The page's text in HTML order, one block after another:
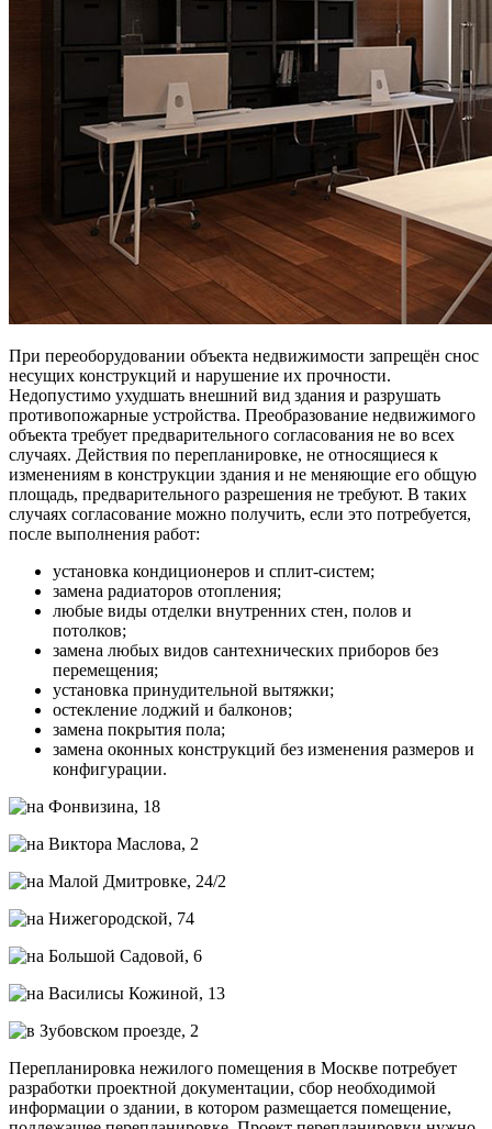
При переоборудовании объекта недвижимости запрещён снос
несущих конструкций и нарушение их прочности.
Недопустимо ухудшать внешний вид здания и разрушать
противопожарные устройства. Преобразование недвижимого
объекта требует предварительного согласования не во всех
случаях. Действия по перепланировке, не относящиеся к
изменениям в конструкции здания и не меняющие его общую
площадь, предварительного разрешения не требуют. В таких
случаях согласование можно получить, если это потребуется,
после выполнения работ:
установка кондиционеров и сплит-систем;
замена радиаторов отопления;
любые виды отделки внутренних стен, полов и
потолков;
замена любых видов сантехнических приборов без
перемещения;
установка принудительной вытяжки;
остекление лоджий и балконов;
замена покрытия пола;
замена оконных конструкций без изменения размеров и
конфигурации.
Перепланировка нежилого помещения в Москве потребует
разработки проектной документации, сбор необходимой
информации о здании, в котором размещается помещение,